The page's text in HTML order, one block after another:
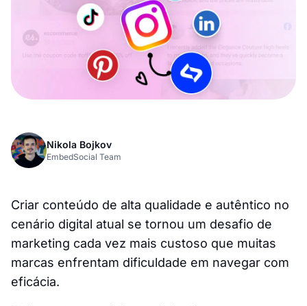
Nikola Bojkov
EmbedSocial Team
Criar conteúdo de alta qualidade e autêntico no
cenário digital atual se tornou um desafio de
marketing cada vez mais custoso que muitas
marcas enfrentam dificuldade em navegar com
eficácia.